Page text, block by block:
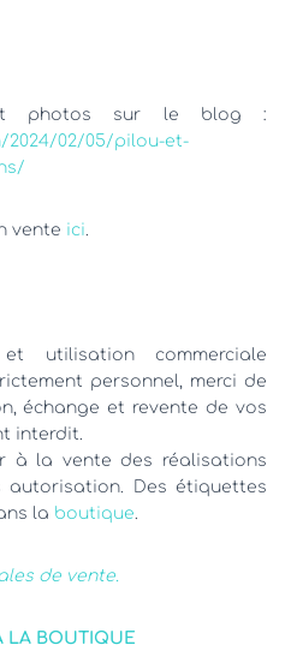
et photos sur le blog :
2024/02/05/pilou-et-
vente ici
utilisation commerciale
personnel, merci de
échange et revente de vos
interdit.
à la vente des réalisations
Des étiquettes
la boutique
de vente.
LA BOUTIQUE